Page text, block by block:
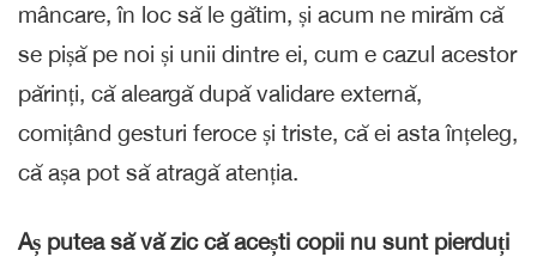
mâncare, în loc să le gătim, și acum ne mirăm că
se pișă pe noi și unii dintre ei, cum e cazul acestor
părinți, că aleargă după validare externă,
comițând gesturi feroce și triste, că ei asta înțeleg,
că așa pot să atragă atenția.
Aș putea să vă zic că acești copii nu sunt pierduți